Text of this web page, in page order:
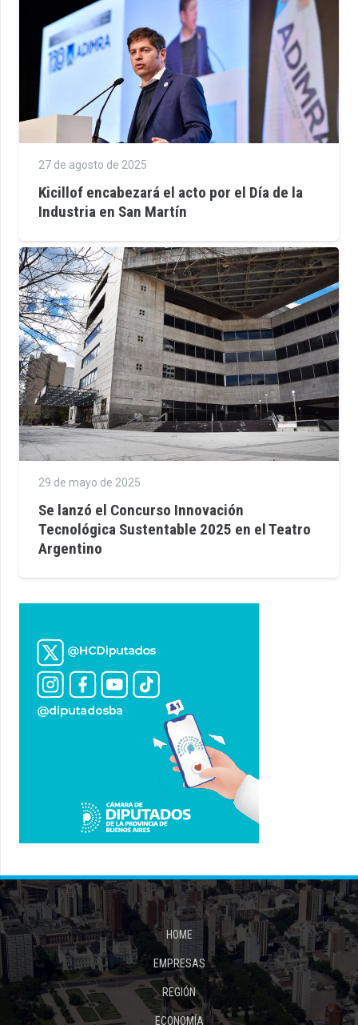
27 de agosto de 2025
Kicillof encabezará el acto por el Día de la
Industria en San Martín
29 de mayo de 2025
Se lanzó el Concurso Innovación
Tecnológica Sustentable 2025 en el Teatro
Argentino
HOME
EMPRESAS
REGIÓN
ECONOMÍA